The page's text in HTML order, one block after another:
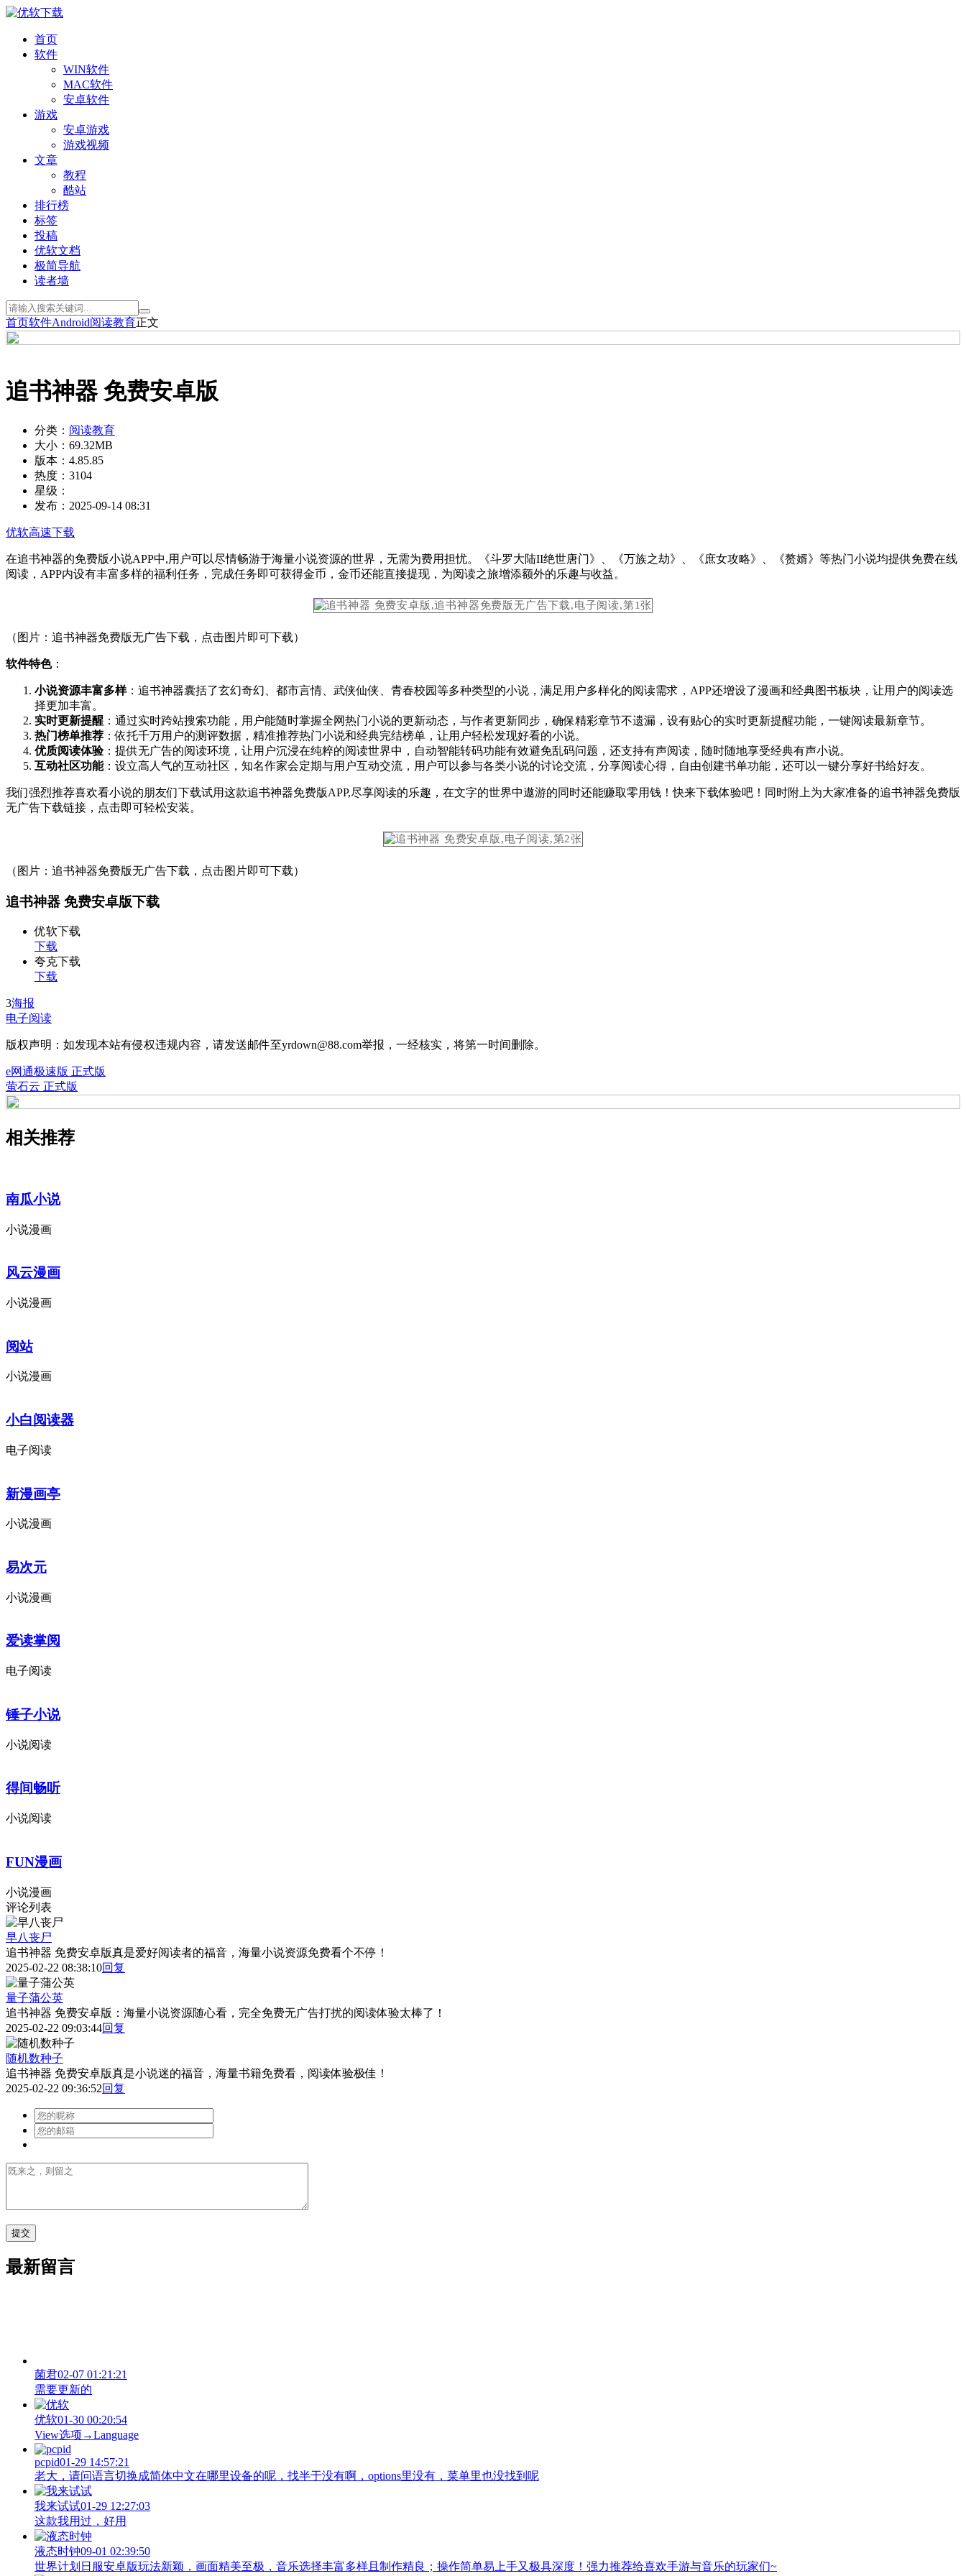
首页
软件
WIN软件
MAC软件
安卓软件
游戏
安卓游戏
游戏视频
文章
教程
酷站
排行榜
标签
投稿
优软文档
极简导航
读者墙
首页软件Android阅读教育正文
追书神器 免费安卓版
分类： 阅读教育
大小： 69.32MB
版本： 4.85.85
热度： 3104
星级：
发布： 2025-09-14 08:31
优软高速下载
在追书神器的免费版小说APP中,用户可以尽情畅游于海量小说资源的世界，无需为费用担忧。《斗罗大陆II绝世唐门》、《万族之劫》、《庶女攻略》、《赘婿》等热门小说均提供免费在线
阅读，APP内设有丰富多样的福利任务，完成任务即可获得金币，金币还能直接提现，为阅读之旅增添额外的乐趣与收益。
（图片：追书神器免费版无广告下载，点击图片即可下载）
软件特色：
小说资源丰富多样：追书神器囊括了玄幻奇幻、都市言情、武侠仙侠、青春校园等多种类型的小说，满足用户多样化的阅读需求，APP还增设了漫画和经典图书板块，让用户的阅读选
择更加丰富。
实时更新提醒 ：通过实时跨站搜索功能，用户能随时掌握全网热门小说的更新动态，与作者更新同步，确保精彩章节不遗漏，设有贴心的实时更新提醒功能，一键阅读最新章节。
热门榜单推荐 ：依托千万用户的测评数据，精准推荐热门小说和经典完结榜单，让用户轻松发现好看的小说。
优质阅读体验：提供无广告的阅读环境，让用户沉浸在纯粹的阅读世界中，自动智能转码功能有效避免乱码问题，还支持有声阅读，随时随地享受经典有声小说。
互动社区功能：设立高人气的互动社区，知名作家会定期与用户互动交流，用户可以参与各类小说的讨论交流，分享阅读心得，自由创建书单功能，还可以一键分享好书给好友。
我们强烈推荐喜欢看小说的朋友们下载试用这款追书神器免费版APP,尽享阅读的乐趣，在文字的世界中遨游的同时还能赚取零用钱！快来下载体验吧！同时附上为大家准备的追书神器免费版
无广告下载链接，点击即可轻松安装。
（图片：追书神器免费版无广告下载，点击图片即可下载）
追书神器 免费安卓版下载
优软下载
下载
夸克下载
下载
3海报
电子阅读
版权声明：如发现本站有侵权违规内容，请发送邮件至yrdown@88.com举报，一经核实，将第一时间删除。
e网通极速版 正式版
萤石云 正式版
相关推荐
南瓜小说
小说漫画
风云漫画
小说漫画
阅站
小说漫画
小白阅读器
电子阅读
新漫画亭
小说漫画
易次元
小说漫画
爱读掌阅
电子阅读
锤子小说
小说阅读
得间畅听
小说阅读
FUN漫画
小说漫画
评论列表
早八丧尸
追书神器 免费安卓版真是爱好阅读者的福音，海量小说资源免费看个不停！
2025-02-22 08:38:10回复
量子蒲公英
追书神器 免费安卓版：海量小说资源随心看，完全免费无广告打扰的阅读体验太棒了！
2025-02-22 09:03:44回复
随机数种子
追书神器 免费安卓版真是小说迷的福音，海量书籍免费看，阅读体验极佳！
2025-02-22 09:36:52回复
最新留言
菌君02-07 01:21:21
需要更新的
优软01-30 00:20:54
View‌选项→Language
pcpid01-29 14:57:21
老大，请问语言切换成简体中文在哪里设备的呢，找半于没有啊，options里没有，菜单里也没找到呢
我来试试01-29 12:27:03
这款我用过，好用
液态时钟09-01 02:39:50
世界计划日服安卓版玩法新颖，画面精美至极，音乐选择丰富多样且制作精良；操作简单易上手又极具深度！强力推荐给喜欢手游与音乐的玩家们~